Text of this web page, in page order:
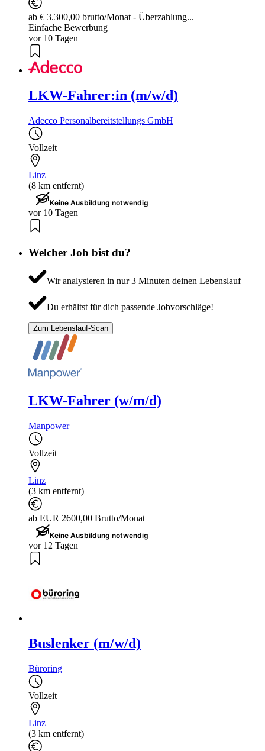
ab € 3.300,00 brutto/Monat - Überzahlung...
Einfache Bewerbung
vor 10 Tagen
LKW-Fahrer:in (m/w/d)
Adecco Personalbereitstellungs GmbH
Vollzeit
Linz
(8 km entfernt)
Keine Ausbildung notwendig
vor 10 Tagen
Welcher Job bist du?
Wir analysieren in nur 3 Minuten deinen Lebenslauf
Du erhältst für dich passende Jobvorschläge!
Zum Lebenslauf-Scan
LKW-Fahrer (w/m/d)
Manpower
Vollzeit
Linz
(3 km entfernt)
ab EUR 2600,00 Brutto/Monat
Keine Ausbildung notwendig
vor 12 Tagen
Buslenker (m/w/d)
Büroring
Vollzeit
Linz
(3 km entfernt)